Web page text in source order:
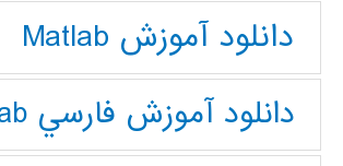
دانلود آموزش Matlab
دانلود آموزش فارسي Matlab